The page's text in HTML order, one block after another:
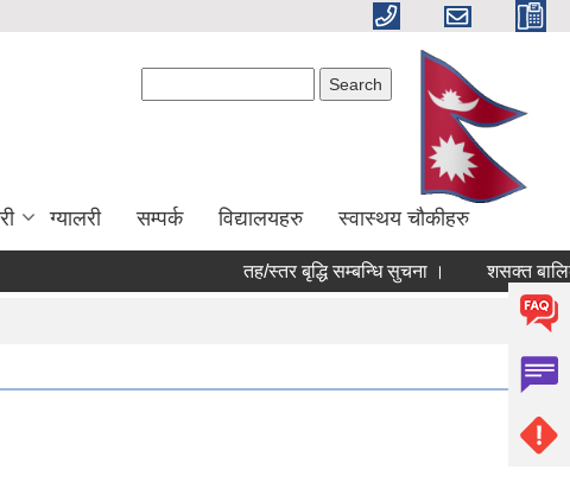
ग्यालरी सम्पर्क विद्यालयहरु स्वास्थय चौकीहरु
तह/स्तर बृद्धि सम्बन्धि सुचना । शसक्त